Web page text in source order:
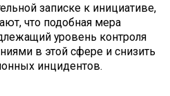
записке к инициативе,
что подобная мера
уровень контроля
в этой сфере и снизить
инцидентов.